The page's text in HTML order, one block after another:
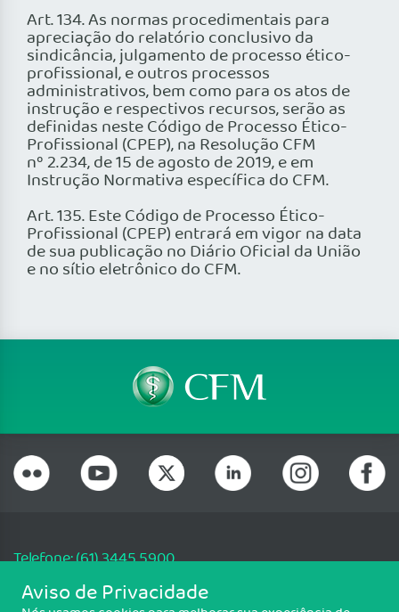
Art. 134. As normas procedimentais para
apreciação do relatório conclusivo da
sindicância, julgamento de processo ético-
profissional, e outros processos
administrativos, bem como para os atos de
instrução e respectivos recursos, serão as
definidas neste Código de Processo Ético-
Profissional (CPEP), na Resolução CFM
nº 2.234, de 15 de agosto de 2019, e em
Instrução Normativa específica do CFM.
Art. 135. Este Código de Processo Ético-
Profissional (CPEP) entrará em vigor na data
de sua publicação no Diário Oficial da União
e no sítio eletrônico do CFM.
Telefone: (61) 3445 5900
Email: cfm@portalmedico.org.br
SGAS 616, Conjunto D, Lote 115, L2 Sul, Brasília/DF - CEP: 70200-760 -
Aviso de Privacidade